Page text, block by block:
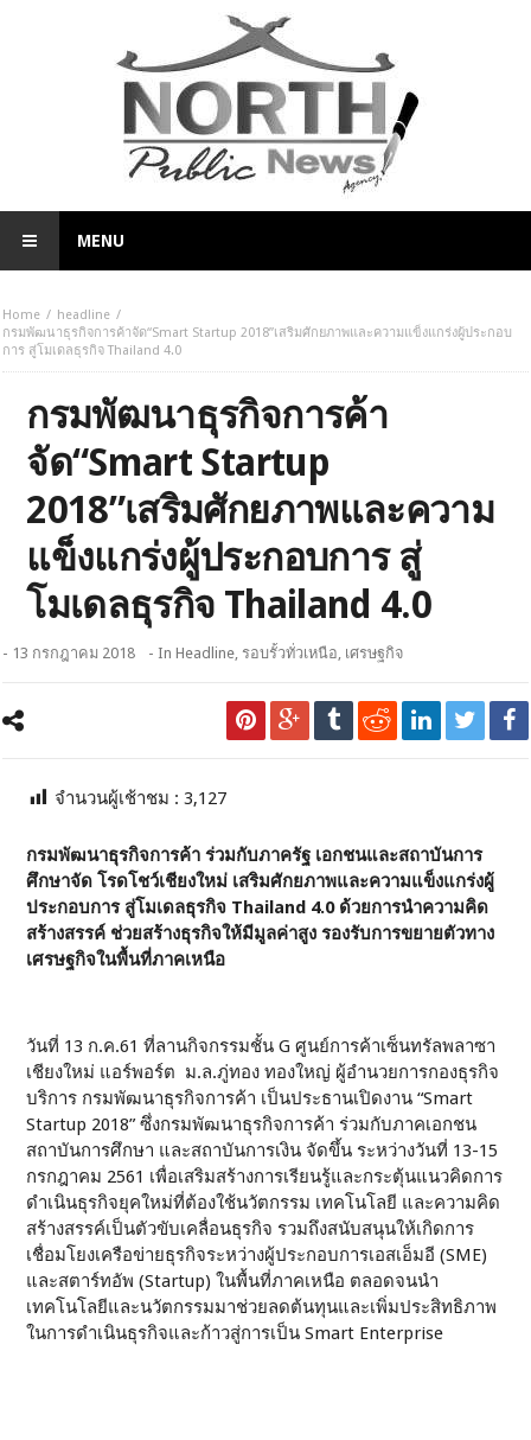
MENU
Home
headline
กรมพัฒนาธุรกิจการค้าจัด“Smart Startup 2018”เสริมศักยภาพและความแข็งแกร่งผู้ประกอบ
การ สู่โมเดลธุรกิจ Thailand 4.0
กรมพัฒนาธุรกิจการค้า
จัด“Smart Startup
2018”เสริมศักยภาพและความ
แข็งแกร่งผู้ประกอบการ สู่
โมเดลธุรกิจ Thailand 4.0
- 13 กรกฎาคม 2018 - InHeadline, รอบรั้วทั่วเหนือ, เศรษฐกิจ
จำนวนผู้เช้าชม :3,127
กรมพัฒนาธุรกิจการค้า ร่วมกับภาครัฐ เอกชนและสถาบันการ
ศึกษาจัด โรดโชว์เชียงใหม่ เสริมศักยภาพและความแข็งแกร่งผู้
ประกอบการ สู่โมเดลธุรกิจ Thailand 4.0ด้วยการนำความคิด
สร้างสรรค์ ช่วยสร้างธุรกิจให้มีมูลค่าสูง รองรับการขยายตัวทาง
เศรษฐกิจในพื้นที่ภาคเหนือ
วันที่ 13 ก.ค.61 ที่ลานกิจกรรมชั้น G ศูนย์การค้าเซ็นทรัลพลาซา
เชียงใหม่ แอร์พอร์ต ม.ล.ภู่ทอง ทองใหญ่ ผู้อำนวยการกองธุรกิจ
บริการ กรมพัฒนาธุรกิจการค้า เป็นประธานเปิดงาน “Smart
Startup 2018” ซึ่งกรมพัฒนาธุรกิจการค้า ร่วมกับภาคเอกชน
สถาบันการศึกษา และสถาบันการเงิน จัดขึ้น ระหว่างวันที่ 13-15
กรกฎาคม 2561 เพื่อเสริมสร้างการเรียนรู้และกระตุ้นแนวคิดการ
ดำเนินธุรกิจยุคใหม่ที่ต้องใช้นวัตกรรม เทคโนโลยี และความคิด
สร้างสรรค์เป็นตัวขับเคลื่อนธุรกิจ รวมถึงสนับสนุนให้เกิดการ
เชื่อมโยงเครือข่ายธุรกิจระหว่างผู้ประกอบการเอสเอ็มอี (SME)
และสตาร์ทอัพ (Startup) ในพื้นที่ภาคเหนือ ตลอดจนนำ
เทคโนโลยีและนวัตกรรมมาช่วยลดต้นทุนและเพิ่มประสิทธิภาพ
ในการดำเนินธุรกิจและก้าวสู่การเป็น Smart Enterprise